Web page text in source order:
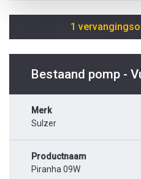
1
Bestaand pomp -
Merk
Sulzer
Productnaam
Piranha 09W